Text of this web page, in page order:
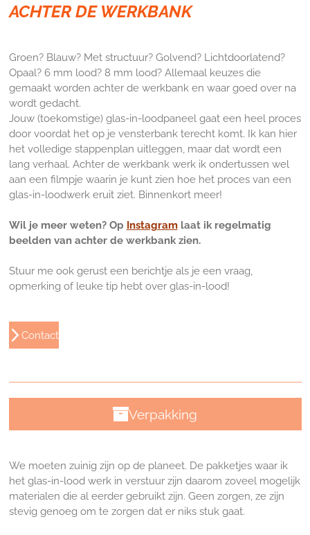
ACHTER DE WERKBANK
Groen? Blauw? Met structuur? Golvend? Lichtdoorlatend?
Opaal? 6 mm lood? 8 mm lood? Allemaal keuzes die
gemaakt worden achter de werkbank en waar goed over na
wordt gedacht.
Jouw (toekomstige) glas-in-loodpaneel gaat een heel proces
door voordat het op je vensterbank terecht komt. Ik kan hier
het volledige stappenplan uitleggen, maar dat wordt een
lang verhaal. Achter de werkbank werk ik ondertussen wel
aan een filmpje waarin je kunt zien hoe het proces van een
glas-in-loodwerk eruit ziet. Binnenkort meer!
Wil je meer weten? Op Instagramlaat ik regelmatig
beelden van achter de werkbank zien.
Stuur me ook gerust een berichtje als je een vraag,
opmerking of leuke tip hebt over glas-in-lood!
Contact
Verpakking
We moeten zuinig zijn op de planeet. De pakketjes waar ik
het glas-in-lood werk in verstuur zijn daarom zoveel mogelijk
materialen die al eerder gebruikt zijn. Geen zorgen, ze zijn
stevig genoeg om te zorgen dat er niks stuk gaat.